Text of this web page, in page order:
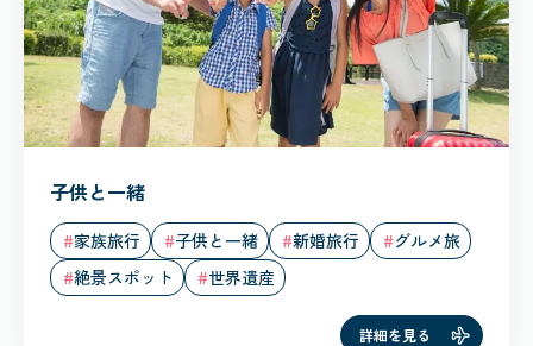
子供と一緒
家族旅行 子供と一緒 新婚旅行
グルメ旅
絶景スポット
世界遺産
詳細を見る